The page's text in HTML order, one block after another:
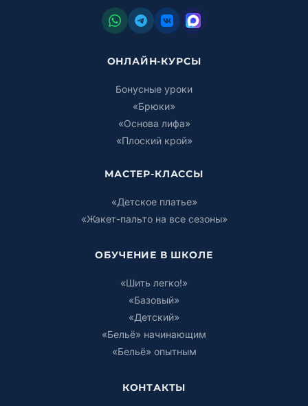
ОНЛАЙН-КУРСЫ
Бонусные уроки
«Брюки»
«Основа лифа»
«Плоский крой»
МАСТЕР-КЛАССЫ
«Детское платье»
«Жакет-пальто на все сезоны»
ОБУЧЕНИЕ В ШКОЛЕ
«Шить легко!»
«Базовый»
«Детский»
«Бельё» начинающим
«Бельё» опытным
КОНТАКТЫ